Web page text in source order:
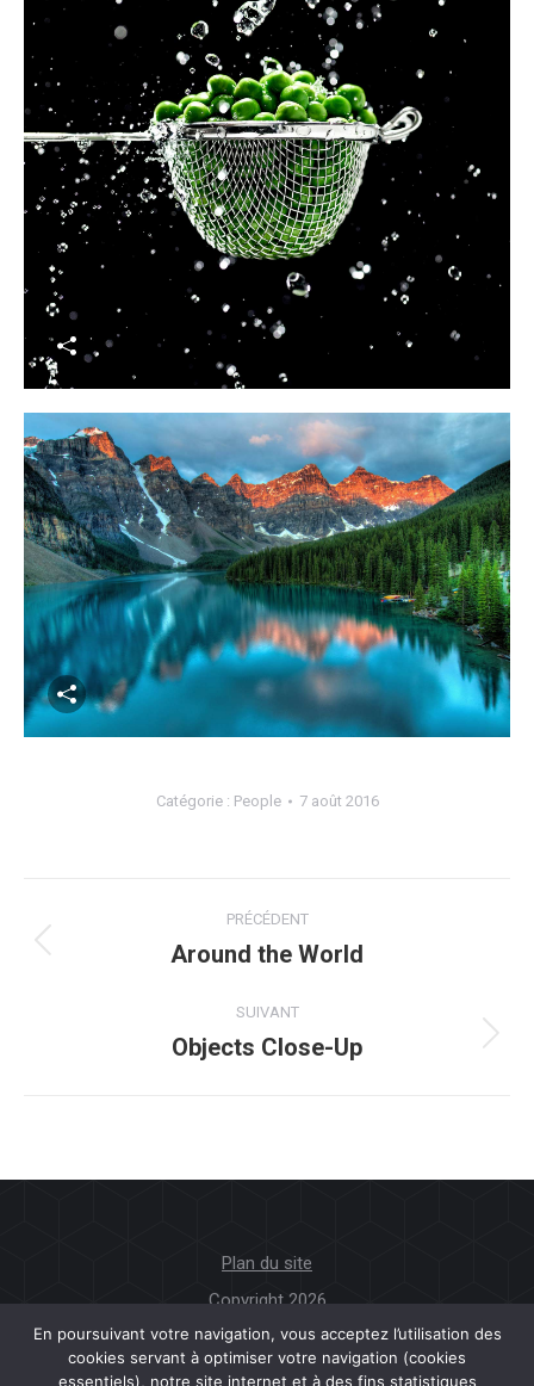
Catégorie : People 7 août 2016
album
PRÉCÉDENT
Album
:
Around the World
SUIVANT
Album
Objects Close-Up
Plan du site
Copyright 2026
Mentions légales
En poursuivant votre navigation, vous acceptez l’utilisation des
cookies servant à optimiser votre navigation (cookies
essentiels), notre site internet et à des fins statistiques